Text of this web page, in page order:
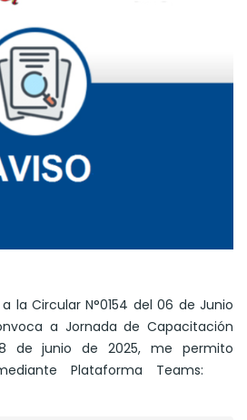
la Circular N°0154 del 06 de Junio
a Jornada de Capacitación
de junio de 2025, me permito
Plataforma Teams: